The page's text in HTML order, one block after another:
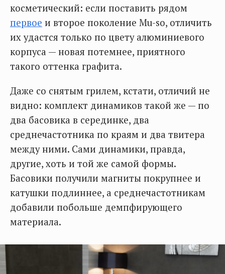
косметический: если поставить рядом
первое и второе поколение Mu-so, отличить
их удастся только по цвету алюминиевого
корпуса — новая потемнее, приятного
такого оттенка графита.
Даже со снятым грилем, кстати, отличий не
видно: комплект динамиков такой же — по
два басовика в серединке, два
среднечастотника по краям и два твитера
между ними. Сами динамики, правда,
другие, хоть и той же самой формы.
Басовики получили магниты покрупнее и
катушки подлиннее, а среднечастотникам
добавили побольше демпфирующего
материала.